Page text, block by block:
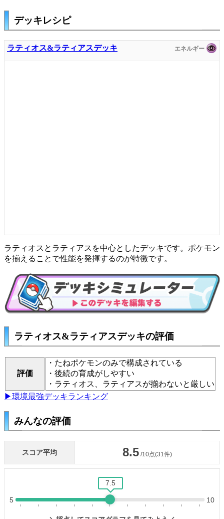
デッキレシピ
ラティオス&ラティアスデッキ
ラティオスとラティアスを中心としたデッキです。ポケモン
を揃えることで性能を発揮するのが特徴です。
ラティオス&ラティアスデッキの評価
評価
・たねポケモンのみで構成されている
・後続の育成がしやすい
・ラティオス、ラティアスが揃わないと厳しい
▶環境最強デッキランキング
みんなの評価